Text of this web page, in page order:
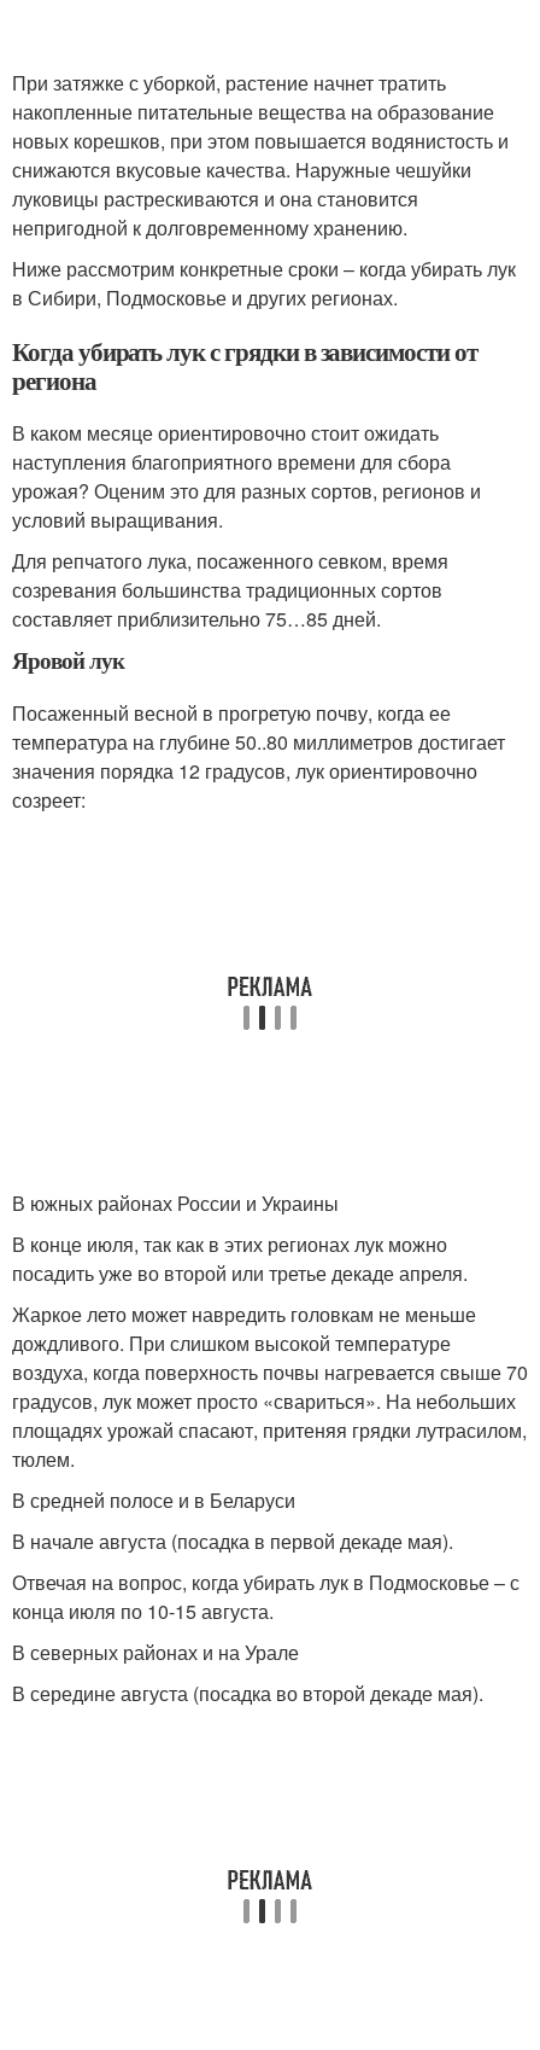
При затяжке с уборкой, растение начнет тратить
накопленные питательные вещества на образование
новых корешков, при этом повышается водянистость и
снижаются вкусовые качества. Наружные чешуйки
луковицы растрескиваются и она становится
непригодной к долговременному хранению.
Ниже рассмотрим конкретные сроки – когда убирать лук
в Сибири, Подмосковье и других регионах.
Когда убирать лук с грядки в зависимости от
региона
В каком месяце ориентировочно стоит ожидать
наступления благоприятного времени для сбора
урожая? Оценим это для разных сортов, регионов и
условий выращивания.
Для репчатого лука, посаженного севком, время
созревания большинства традиционных сортов
составляет приблизительно 75…85 дней.
Яровой лук
Посаженный весной в прогретую почву, когда ее
температура на глубине 50..80 миллиметров достигает
значения порядка 12 градусов, лук ориентировочно
созреет:
В южных районах России и Украины
В конце июля, так как в этих регионах лук можно
посадить уже во второй или третье декаде апреля.
Жаркое лето может навредить головкам не меньше
дождливого. При слишком высокой температуре
воздуха, когда поверхность почвы нагревается свыше 70
градусов, лук может просто «свариться». На небольших
площадях урожай спасают, притеняя грядки лутрасилом,
тюлем.
В средней полосе и в Беларуси
В начале августа (посадка в первой декаде мая).
Отвечая на вопрос, когда убирать лук в Подмосковье – с
конца июля по 10-15 августа.
В северных районах и на Урале
В середине августа (посадка во второй декаде мая).